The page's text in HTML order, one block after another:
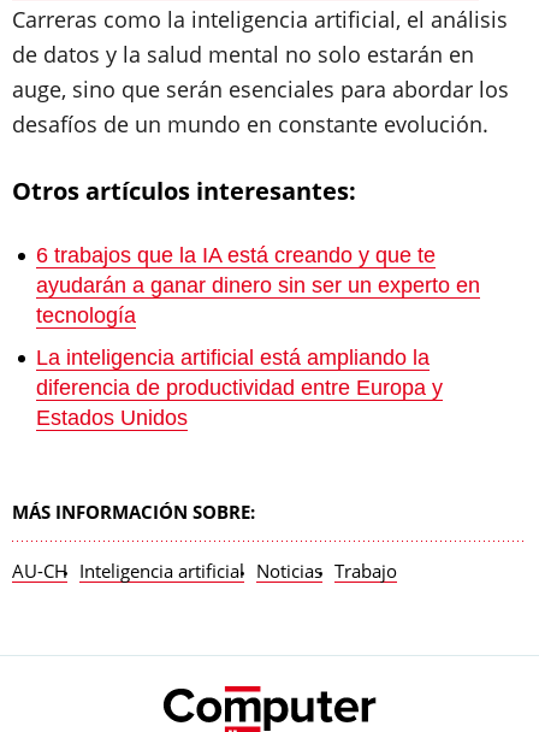
Carreras como la inteligencia artificial, el análisis
de datos y la salud mental no solo estarán en
auge, sino que serán esenciales para abordar los
desafíos de un mundo en constante evolución.
Otros artículos interesantes:
6 trabajos que la IA está creando y que te
ayudarán a ganar dinero sin ser un experto en
tecnología
La inteligencia artificial está ampliando la
diferencia de productividad entre Europa y
Estados Unidos
MÁS INFORMACIÓN SOBRE:
AU-CH Inteligencia artificial Noticias Trabajo